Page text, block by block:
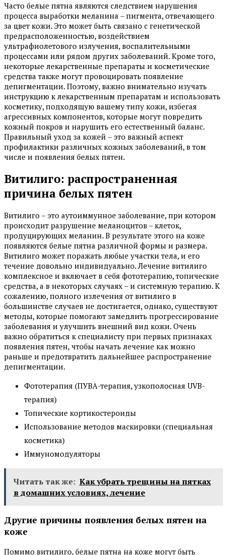
Часто белые пятна являются следствием нарушения
процесса выработки меланина – пигмента, отвечающего
за цвет кожи. Это может быть связано с генетической
предрасположенностью, воздействием
ультрафиолетового излучения, воспалительными
процессами или рядом других заболеваний. Кроме того,
некоторые лекарственные препараты и косметические
средства также могут провоцировать появление
депигментации. Поэтому, важно внимательно изучать
инструкцию к лекарственным препаратам и использовать
косметику, подходящую вашему типу кожи, избегая
агрессивных компонентов, которые могут повредить
кожный покров и нарушить его естественный баланс.
Правильный уход за кожей – это важный аспект
профилактики различных кожных заболеваний, в том
числе и появления белых пятен.
Витилиго: распространенная
причина белых пятен
Витилиго – это аутоиммунное заболевание, при котором
происходит разрушение меланоцитов – клеток,
продуцирующих меланин. В результате этого на коже
появляются белые пятна различной формы и размера.
Витилиго может поражать любые участки тела, и его
течение довольно индивидуально. Лечение витилиго
комплексное и включает в себя фототерапию, топические
средства, а в некоторых случаях – и системную терапию. К
сожалению, полного излечения от витилиго в
большинстве случаев не достигается, однако, существуют
методы, которые помогают замедлить прогрессирование
заболевания и улучшить внешний вид кожи. Очень
важно обратиться к специалисту при первых признаках
появления пятен, чтобы начать лечение как можно
раньше и предотвратить дальнейшее распространение
депигментации.
Фототерапия (ПУВА-терапия, узкополосная UVB-
терапия)
Топические кортикостероиды
Использование методов маскировки (специальная
косметика)
Иммуномодуляторы
Читать так же: Как убрать трещины на пятках
в домашних условиях, лечение
Другие причины появления белых пятен на
коже
Помимо витилиго, белые пятна на коже могут быть